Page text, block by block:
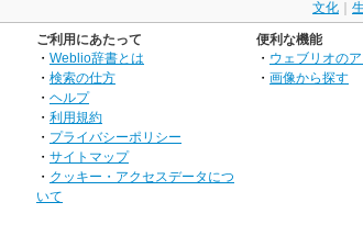
文化
ご利用にあたって
・ Weblio辞書とは
・ 検索の仕方
・ ヘルプ
・ 利用規約
・ プライバシーポリシー
・ サイトマップ
・ クッキー・アクセスデータにつ
いて
便利な機能
・ ウェブリオのア
・ 画像から探す